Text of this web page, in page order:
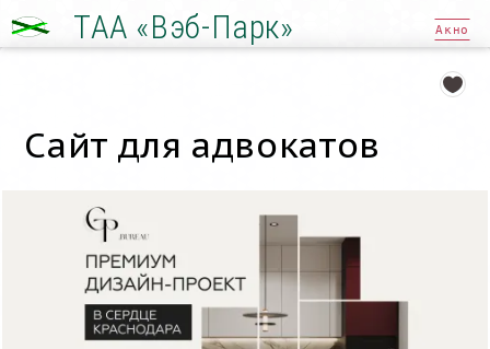
ТАА «Вэб-Парк» Акно
Сайт для адвокатов